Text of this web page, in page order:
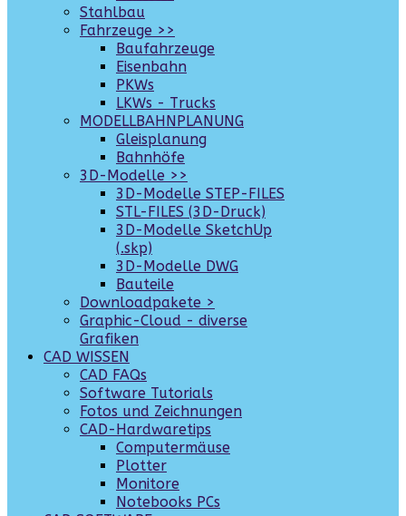
Stahlbau
Fahrzeuge >>
Baufahrzeuge
Eisenbahn
PKWs
LKWs - Trucks
MODELLBAHNPLANUNG
Gleisplanung
Bahnhöfe
3D-Modelle >>
3D-Modelle STEP-FILES
STL-FILES (3D-Druck)
3D-Modelle SketchUp
(.skp)
3D-Modelle DWG
Bauteile
Downloadpakete >
Graphic-Cloud - diverse
Grafiken
CAD WISSEN
CAD FAQs
Software Tutorials
Fotos und Zeichnungen
CAD-Hardwaretips
Computermäuse
Plotter
Monitore
Notebooks PCs